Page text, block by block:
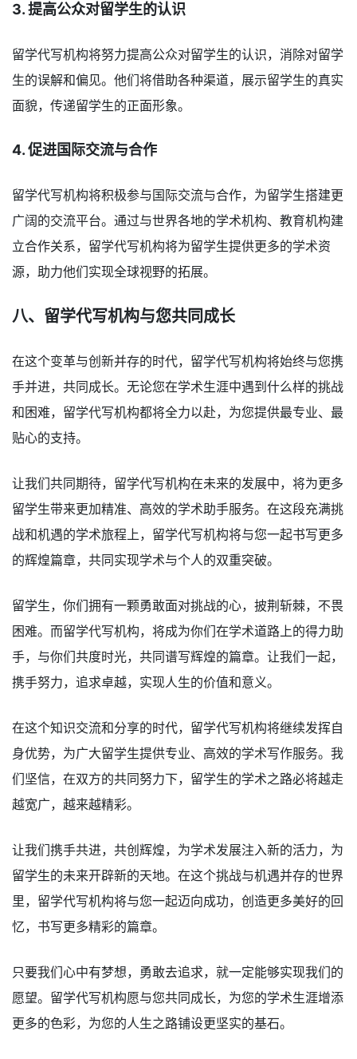
3. 提高公众对留学生的认识
留学代写机构将努力提高公众对留学生的认识，消除对留学
生的误解和偏见。他们将借助各种渠道，展示留学生的真实
面貌，传递留学生的正面形象。
4. 促进国际交流与合作
留学代写机构将积极参与国际交流与合作，为留学生搭建更
广阔的交流平台。通过与世界各地的学术机构、教育机构建
立合作关系，留学代写机构将为留学生提供更多的学术资
源，助力他们实现全球视野的拓展。
八、留学代写机构与您共同成长
在这个变革与创新并存的时代，留学代写机构将始终与您携
手并进，共同成长。无论您在学术生涯中遇到什么样的挑战
和困难，留学代写机构都将全力以赴，为您提供最专业、最
贴心的支持。
让我们共同期待，留学代写机构在未来的发展中，将为更多
留学生带来更加精准、高效的学术助手服务。在这段充满挑
战和机遇的学术旅程上，留学代写机构将与您一起书写更多
的辉煌篇章，共同实现学术与个人的双重突破。
留学生，你们拥有一颗勇敢面对挑战的心，披荆斩棘，不畏
困难。而留学代写机构，将成为你们在学术道路上的得力助
手，与你们共度时光，共同谱写辉煌的篇章。让我们一起，
携手努力，追求卓越，实现人生的价值和意义。
在这个知识交流和分享的时代，留学代写机构将继续发挥自
身优势，为广大留学生提供专业、高效的学术写作服务。我
们坚信，在双方的共同努力下，留学生的学术之路必将越走
越宽广，越来越精彩。
让我们携手共进，共创辉煌，为学术发展注入新的活力，为
留学生的未来开辟新的天地。在这个挑战与机遇并存的世界
里，留学代写机构将与您一起迈向成功，创造更多美好的回
忆，书写更多精彩的篇章。
只要我们心中有梦想，勇敢去追求，就一定能够实现我们的
愿望。留学代写机构愿与您共同成长，为您的学术生涯增添
更多的色彩，为您的人生之路铺设更坚实的基石。